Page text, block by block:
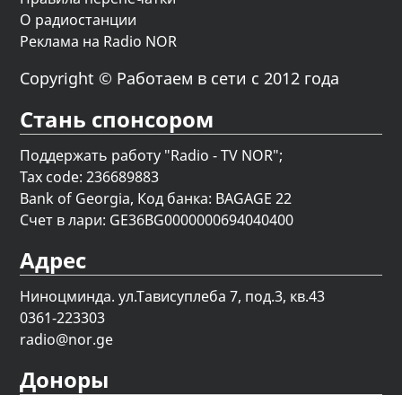
О радиостанции
Реклама на Radio NOR
Copyright © Работаем в сети с 2012 года
Стань спонсором
Поддержать работу "Radio - TV NOR";
Tax code: 236689883
Bank of Georgia, Код банка: BAGAGE 22
Счет в лари: GE36BG0000000694040400
Адрес
Ниноцминда. ул.Тависуплеба 7, под.3, кв.43
0361-223303
radio@nor.ge
Доноры